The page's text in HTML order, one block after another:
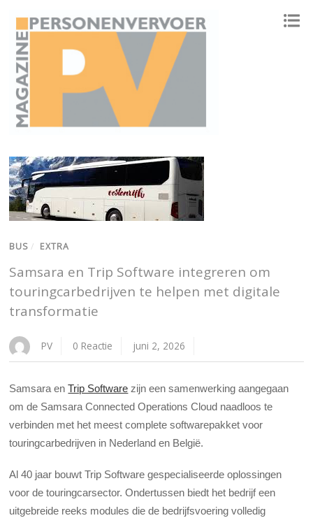
BUS / EXTRA
Samsara en Trip Software integreren om
touringcarbedrijven te helpen met digitale
transformatie
PV 0 Reactie juni 2, 2026
Samsara enTrip Software zijn een samenwerking aangegaan
om de Samsara Connected Operations Cloud naadloos te
verbinden met het meest complete softwarepakket voor
touringcarbedrijven in Nederland en België.
Al 40 jaar bouwt Trip Software gespecialiseerde oplossingen
voor de touringcarsector. Ondertussen biedt het bedrijf een
uitgebreide reeks modules die de bedrijfsvoering volledig